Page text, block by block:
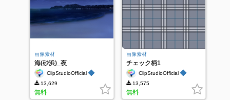
画像素材
海(砂浜)_夜
ClipStudioOfficial ◆
13,629
無料
画像素材
チェック柄1
ClipStudioOfficial ◆
13,575
無料